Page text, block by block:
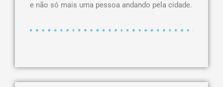
e não só mais uma pessoa andando pela cidade.